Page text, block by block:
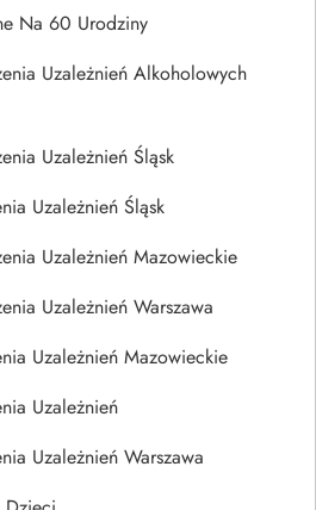
Na 60 Urodziny
Uzależnień Alkoholowych
Uzależnień Śląsk
Uzależnień Śląsk
Uzależnień Mazowieckie
Uzależnień Warszawa
Uzależnień Mazowieckie
Uzależnień
Uzależnień Warszawa